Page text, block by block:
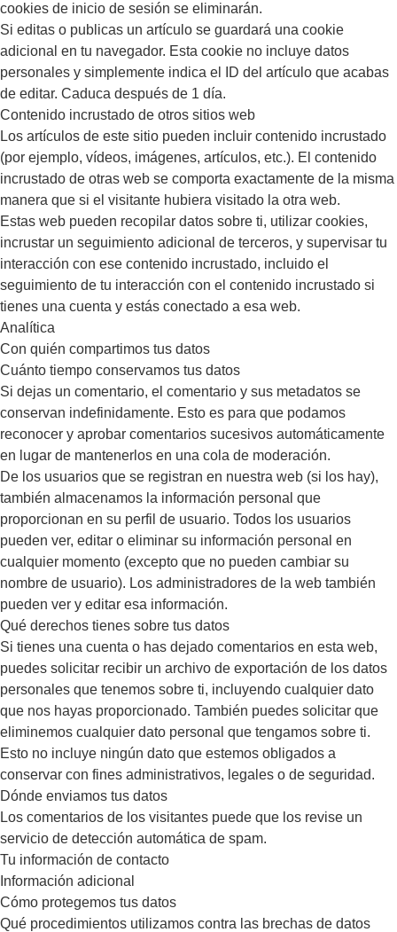
cookies de inicio de sesión se eliminarán.
Si editas o publicas un artículo se guardará una cookie
adicional en tu navegador. Esta cookie no incluye datos
personales y simplemente indica el ID del artículo que acabas
de editar. Caduca después de 1 día.
Contenido incrustado de otros sitios web
Los artículos de este sitio pueden incluir contenido incrustado
(por ejemplo, vídeos, imágenes, artículos, etc.). El contenido
incrustado de otras web se comporta exactamente de la misma
manera que si el visitante hubiera visitado la otra web.
Estas web pueden recopilar datos sobre ti, utilizar cookies,
incrustar un seguimiento adicional de terceros, y supervisar tu
interacción con ese contenido incrustado, incluido el
seguimiento de tu interacción con el contenido incrustado si
tienes una cuenta y estás conectado a esa web.
Analítica
Con quién compartimos tus datos
Cuánto tiempo conservamos tus datos
Si dejas un comentario, el comentario y sus metadatos se
conservan indefinidamente. Esto es para que podamos
reconocer y aprobar comentarios sucesivos automáticamente
en lugar de mantenerlos en una cola de moderación.
De los usuarios que se registran en nuestra web (si los hay),
también almacenamos la información personal que
proporcionan en su perfil de usuario. Todos los usuarios
pueden ver, editar o eliminar su información personal en
cualquier momento (excepto que no pueden cambiar su
nombre de usuario). Los administradores de la web también
pueden ver y editar esa información.
Qué derechos tienes sobre tus datos
Si tienes una cuenta o has dejado comentarios en esta web,
puedes solicitar recibir un archivo de exportación de los datos
personales que tenemos sobre ti, incluyendo cualquier dato
que nos hayas proporcionado. También puedes solicitar que
eliminemos cualquier dato personal que tengamos sobre ti.
Esto no incluye ningún dato que estemos obligados a
conservar con fines administrativos, legales o de seguridad.
Dónde enviamos tus datos
Los comentarios de los visitantes puede que los revise un
servicio de detección automática de spam.
Tu información de contacto
Información adicional
Cómo protegemos tus datos
Qué procedimientos utilizamos contra las brechas de datos